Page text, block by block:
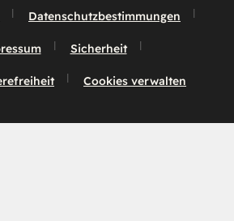
Datenschutzbestimmungen
Sicherheit
Cookies verwalten